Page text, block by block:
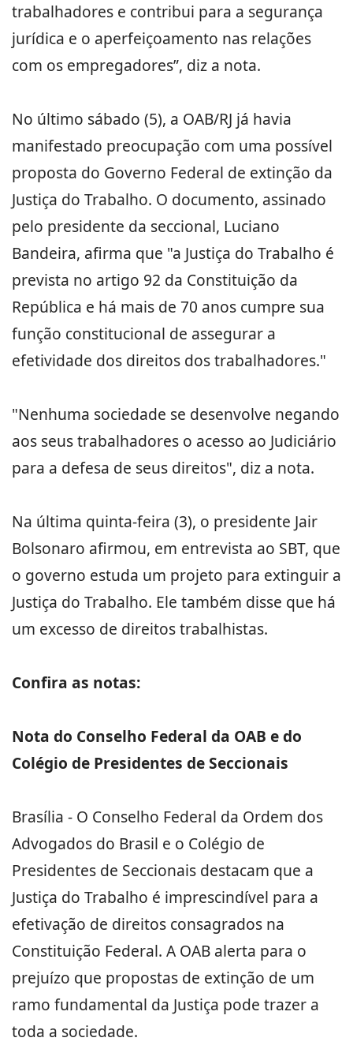
trabalhadores e contribui para a segurança
jurídica e o aperfeiçoamento nas relações
com os empregadores”, diz a nota.
No último sábado (5), a OAB/RJ já havia
manifestado preocupação com uma possível
proposta do Governo Federal de extinção da
Justiça do Trabalho. O documento, assinado
pelo presidente da seccional, Luciano
Bandeira, afirma que "a Justiça do Trabalho é
prevista no artigo 92 da Constituição da
República e há mais de 70 anos cumpre sua
função constitucional de assegurar a
efetividade dos direitos dos trabalhadores."
"Nenhuma sociedade se desenvolve negando
aos seus trabalhadores o acesso ao Judiciário
para a defesa de seus direitos", diz a nota.
Na última quinta-feira (3), o presidente Jair
Bolsonaro afirmou, em entrevista ao SBT, que
o governo estuda um projeto para extinguir a
Justiça do Trabalho. Ele também disse que há
um excesso de direitos trabalhistas.
Confira as notas:
Nota do Conselho Federal da OAB e do
Colégio de Presidentes de Seccionais
Brasília - O Conselho Federal da Ordem dos
Advogados do Brasil e o Colégio de
Presidentes de Seccionais destacam que a
Justiça do Trabalho é imprescindível para a
efetivação de direitos consagrados na
Constituição Federal. A OAB alerta para o
prejuízo que propostas de extinção de um
ramo fundamental da Justiça pode trazer a
toda a sociedade.